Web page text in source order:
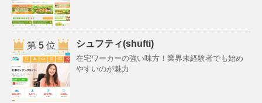
第 5位 シュフティ(shufti)
在宅ワーカーの強い味方！業界未経験者でも始め
やすいのが魅力